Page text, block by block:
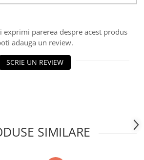
exprimi parerea despre acest produs
adauga un review.
SCRIE UN REVIEW
SIMILARE